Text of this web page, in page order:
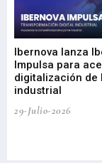
Ibernova lanza
Impulsa para
digitalización de
industrial
29-Julio-2026